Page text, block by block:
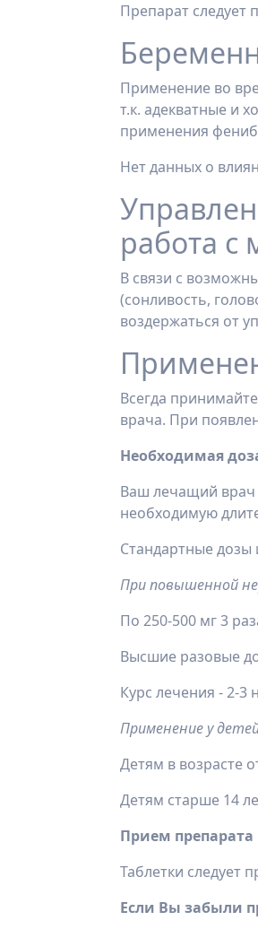
Препарат следует
Применение во
т.к. адекватные и
применения
Нет данных о
работа с
В связи с
(сонливость,
воздержаться от
Всегда
врача. При
Необходимая
Ваш лечащий врач
необходимую
Стандартные
При повышенной
По 250-500 мг 3
Высшие разовые
Курс лечения - 2-3
Применение у
Детям в возрасте
Детям старше 14
Прием препарата
Таблетки следует
Если Вы забыли